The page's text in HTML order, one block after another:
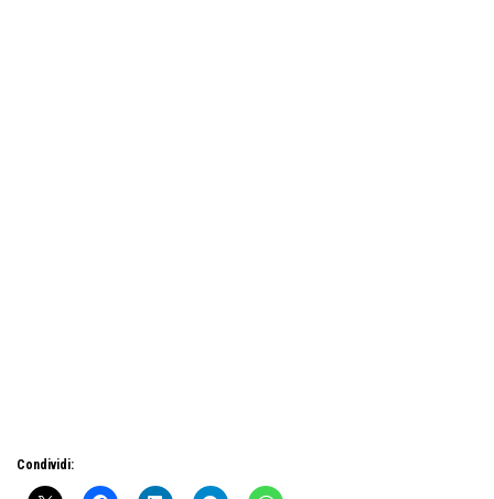
Condividi: